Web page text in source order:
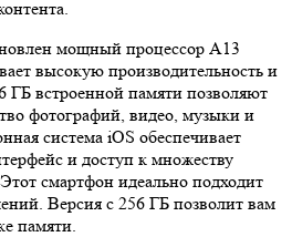
мощный процессор A13
высокую производительность и
ГБ встроенной памяти позволяют
фотографий, видео, музыки и
система iOS обеспечивает
и доступ к множеству
смартфон идеально подходит
Версия с 256 ГБ позволит вам
памяти.